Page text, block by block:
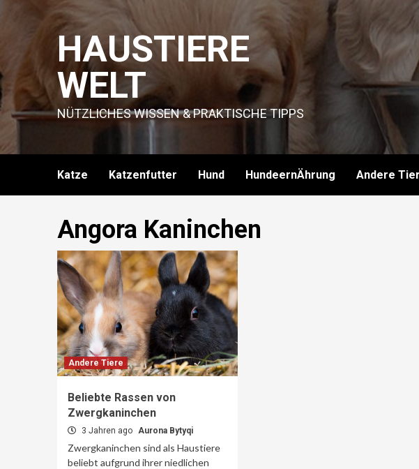
content
HAUSTIERE
WELT
NÜTZLICHES WISSEN & PRAKTISCHE TIPPS
Katze Katzenfutter Hund HundeernÄhrung Andere
Angora Kaninchen
Andere Tiere
Beliebte Rassen von
Zwergkaninchen
3 Jahren ago Aurona Bytyqi
Zwergkaninchen sind als Haustiere
beliebt aufgrund ihrer niedlichen